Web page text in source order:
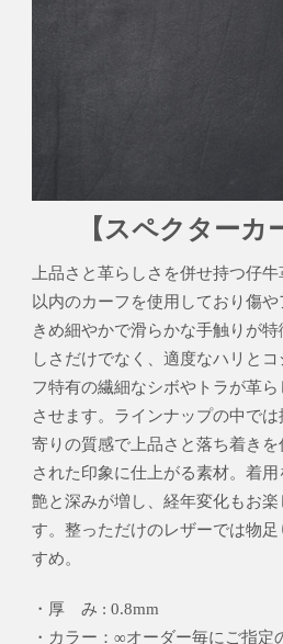
【スペクターカ
上品さと革らしさを併せ持つ仔
以内のカーフを使用しており傷や
きめ細やかで滑らかな手触りが
しさだけでなく、適度なハリと
フ特有の繊細なシボやトラが革ら
させます。ラインナップの中では
寄りの質感で上品さと落ち着き
された印象に仕上がる素材。着
艶と深みが増し、経年変化もお楽
す。整っただけのレザーでは物
すめ。
・厚 み : 0.8mm
・カラー：∞オーダー毎にご指定